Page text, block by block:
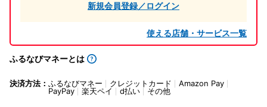
新規会員登録／ログイン
使える店舗・サービス一覧
ふるなびマネーとは
決済方法： ふるなびマネー クレジットカード
Amazon Pay
PayPay
楽天ペイ d払い その他